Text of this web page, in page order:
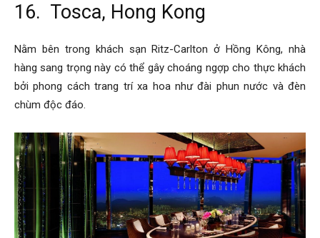
16. Tosca, Hong Kong
Nằm bên trong khách sạn Ritz-Carlton ở Hồng Kông, nhà
hàng sang trọng này có thể gây choáng ngợp cho thực khách
bởi phong cách trang trí xa hoa như đài phun nước và đèn
chùm độc đáo.